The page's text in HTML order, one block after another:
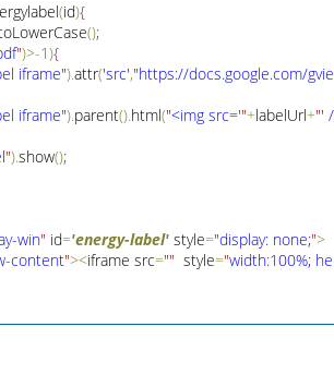
(id){
();
")>-1){
iframe").attr('src',"https://docs.google.com/
iframe").parent().html("<img src='"+labelUrl+"'
").show();
win" id='energy-label' style="display: none;">
content"><iframe src=""
  style
="width:100%;